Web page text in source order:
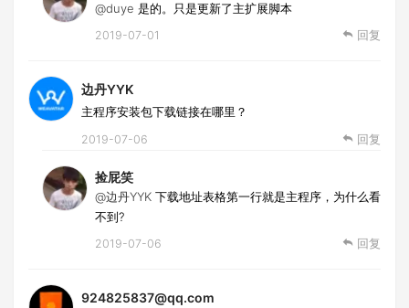
@duye 是的。只是更新了主扩展脚本
2019-07-01 回复
边丹YYK
主程序安装包下载链接在哪里？
2019-07-06 回复
捡屁笑
@边丹YYK 下载地址表格第一行就是主程序，为什么看
不到?
2019-07-06 回复
924825837@qq.com